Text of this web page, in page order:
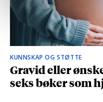
KUNNSKAP OG STØTTE
Gravid eller
seks bøker som